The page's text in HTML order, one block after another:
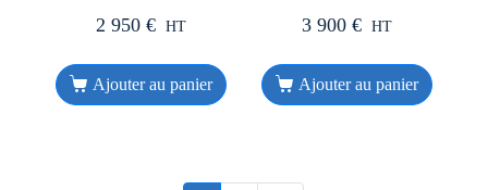
2 950€ HT
Ajouter au panier
3 900 € HT
Ajouter au panier